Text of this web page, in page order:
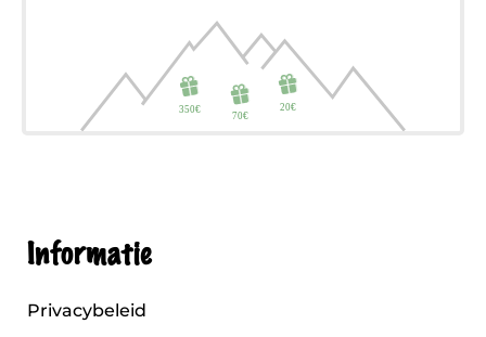
Informatie
Privacybeleid